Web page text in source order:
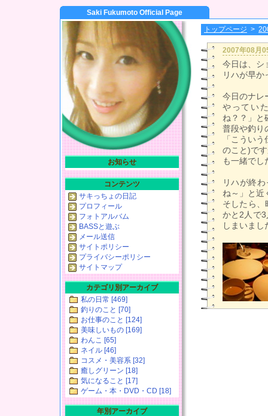
Saki Fukumoto Official Page
トップページ >
2007年08月
今日は、シ
リハが早
今日のナレ
やってい
ね？？」と
普段や釣り
「こうい
のこと)で
も一緒でし
リハが終
ね～」と近
そしたら、
かと2人で
しまいまし
お知らせ
コンテンツ
サキっちょの日記
プロフィール
フォトアルバム
BASSと遊ぶ
メール送信
サイトポリシー
プライバシーポリシー
サイトマップ
カテゴリ別アーカイブ
私の日常 [469]
釣りのこと [70]
お仕事のこと [124]
美味しいもの [169]
わんこ [65]
ネイル [46]
コスメ・美容系 [32]
癒しグリーン [18]
気になること [17]
ゲーム・本・DVD・CD [18]
年別アーカイブ